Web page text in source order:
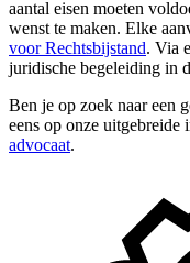
aantal eisen moeten
wenst te maken. Elke
voor Rechtsbijstand. Via
juridische begeleiding in
Ben je op zoek naar een
eens op onze uitgebreide
advocaat.